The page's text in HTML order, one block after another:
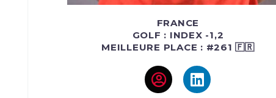
FRANCE
GOLF : INDEX -1,2
MEILLEURE PLACE : #261 🇫🇷